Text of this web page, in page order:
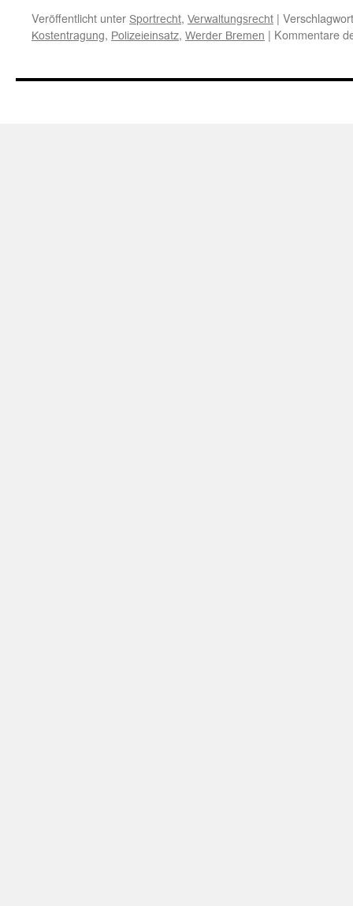
Veröffentlicht unter Sportrecht, Verwaltungsrecht |
Kostentragung, Polizeieinsatz, Werder Bremen | Kommentare